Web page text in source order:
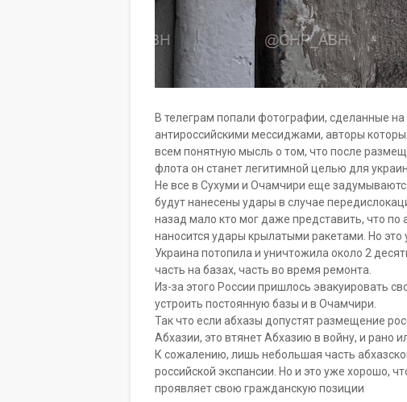
В телеграм попали фотографии, сделанные
антироссийскими мессиджами, авторы
всем понятную мысль о том, что после
флота он станет легитимной целью для
Не все в Сухуми и Очамчири еще
будут нанесены удары в случае
назад мало кто мог даже представить, что
наносится удары крылатыми ракетами. Но
Украина потопила и уничтожила около 2
часть на базах, часть во время ремонта.
Из-за этого России пришлось эвакуировать
устроить постоянную базы и в Очамчири.
Так что если абхазы допустят размещение
Абхазии, это втянет Абхазию в войну, и рано
К сожалению, лишь небольшая часть
российской экспансии. Но и это уже хорошо,
проявляет свою гражданскую позиции